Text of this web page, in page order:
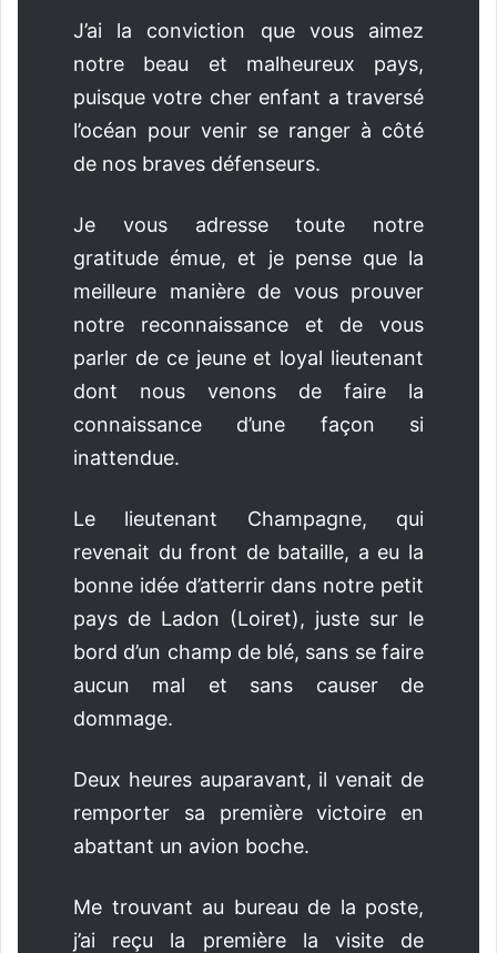
J’ai la conviction que vous aimez
notre beau et malheureux pays,
puisque votre cher enfant a traversé
l’océan pour venir se ranger à côté
de nos braves défenseurs.
Je vous adresse toute notre
gratitude émue, et je pense que la
meilleure manière de vous prouver
notre reconnaissance et de vous
parler de ce jeune et loyal lieutenant
dont nous venons de faire la
connaissance d’une façon si
inattendue.
Le lieutenant Champagne, qui
revenait du front de bataille, a eu la
bonne idée d’atterrir dans notre petit
pays de Ladon (Loiret), juste sur le
bord d’un champ de blé, sans se faire
aucun mal et sans causer de
dommage.
Deux heures auparavant, il venait de
remporter sa première victoire en
abattant un avion boche.
Me trouvant au bureau de la poste,
j’ai reçu la première la visite de